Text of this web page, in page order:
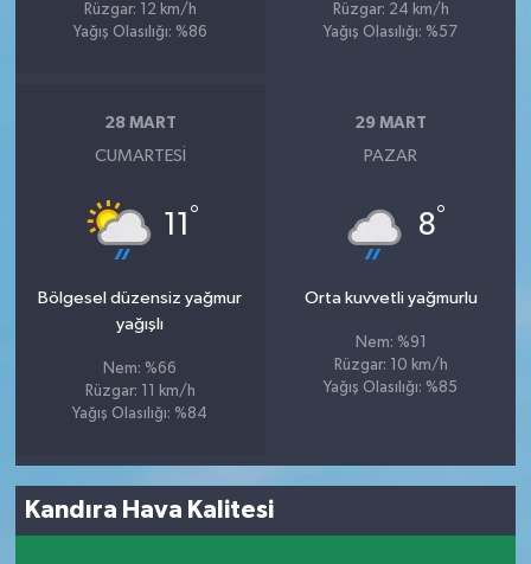
Rüzgar: 12 km/h
Yağış Olasılığı: %86
Rüzgar: 24 km/h
Yağış Olasılığı: %57
28 MART
CUMARTESI
11 °
Bölgesel düzensiz yağmur
yağışlı
Nem: %66
Rüzgar: 11 km/h
Yağış Olasılığı: %84
29 MART
PAZAR
8°
Orta kuvvetli yağmurlu
Nem: %91
Rüzgar: 10 km/h
Yağış Olasılığı: %85
Kandıra Hava Kalitesi